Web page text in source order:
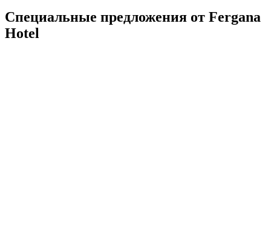
Специальные предложения от Fergana
Hotel